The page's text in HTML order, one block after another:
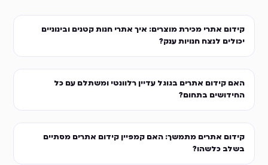
קידום אתרי מכירת מוצרים: איך אתרי חנות קטנים ובינוניים
יכולים לנצח חנויות ענק?
האם קידום אתרים בגוגל עדיין רלוונטי ומשתלם עם כל
החידושים בתחום?
קידום אתרים מתמשך: האם קמפיין קידום אתרים מסתיים
בשלב כלשהו?